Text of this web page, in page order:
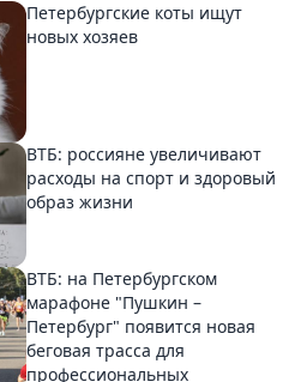
Петербургские коты ищут
новых хозяев
ВТБ: россияне увеличивают
расходы на спорт и здоровый
образ жизни
ВТБ: на Петербургском
марафоне "Пушкин –
Петербург" появится новая
беговая трасса для
профессиональных